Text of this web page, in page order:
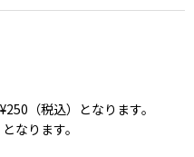
（税込）となります。
なります。